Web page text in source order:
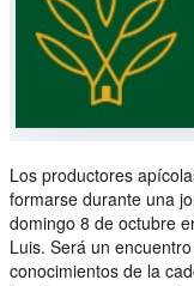
Los productores
formarse durante una
domingo 8 de octubre
Luis. Será un
conocimientos de la